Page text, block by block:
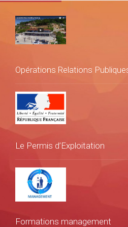
Opérations Relations
Le Permis d’Exploitation
Formations management